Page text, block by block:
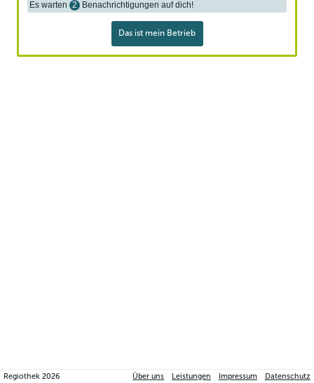
Es warten 2 Benachrichtigungen auf dich!
Das ist mein Betrieb
Regiothek2026 Über uns Leistungen Impressum Datenschutz